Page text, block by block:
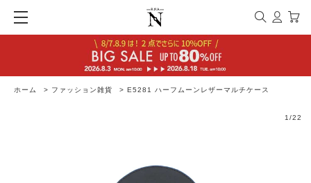
ホーム > ファッション雑貨 > E5281 ハーフムーンレザーマルチケース
1 /22